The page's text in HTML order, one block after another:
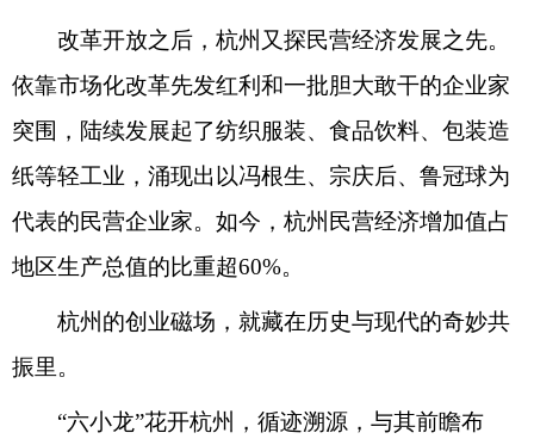
改革开放之后，杭州又探民营经济发展之先。
依靠市场化改革先发红利和一批胆大敢干的企业家
突围，陆续发展起了纺织服装、食品饮料、包装造
纸等轻工业，涌现出以冯根生、宗庆后、鲁冠球为
代表的民营企业家。如今，杭州民营经济增加值占
地区生产总值的比重超60%。
杭州的创业磁场，就藏在历史与现代的奇妙共
振里。
“六小龙”花开杭州，循迹溯源，与其前瞻布